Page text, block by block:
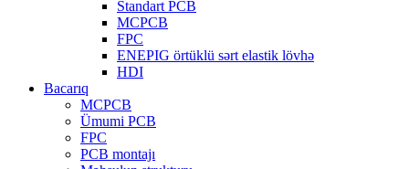
Standart PCB
MCPCB
FPC
ENEPIG örtüklü sərt elastik lövhə
HDI
Bacarıq
MCPCB
Ümumi PCB
FPC
PCB montajı